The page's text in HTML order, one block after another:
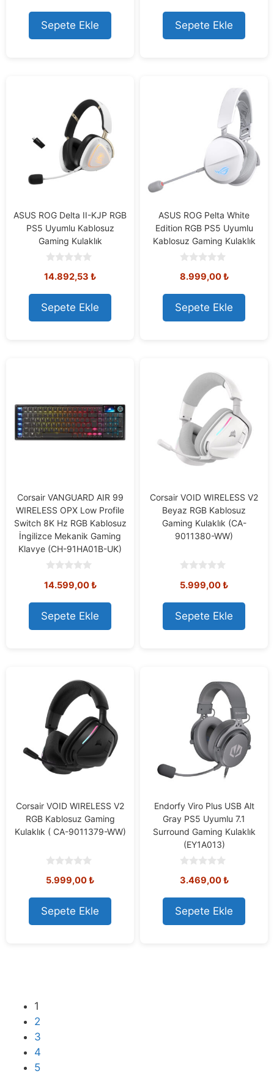
t
o
f
5
Sepete Ekle
t
o
f
5
Sepete Ekle
ASUS ROG Delta II-KJP RGB
PS5 Uyumlu Kablosuz
Gaming Kulaklık
o
t
o
f
5
14.892,53 ₺
Sepete Ekle
ASUS ROG Pelta White
Edition RGB PS5 Uyumlu
Kablosuz Gaming Kulaklık
o
t
o
f
5
8.999,00₺
Sepete Ekle
Corsair VANGUARD AIR 99
WIRELESS OPX Low Profile
Switch 8K Hz RGB Kablosuz
İngilizce Mekanik Gaming
Klavye (CH-91HA01B-UK)
o
t
o
f
5
14.599,00₺
Sepete Ekle
Corsair VOID WIRELESS V2
Beyaz RGB Kablosuz
Gaming Kulaklık (CA-
9011380-WW)
o
t
o
f
5
5.999,00₺
Sepete Ekle
Corsair VOID WIRELESS V2
RGB Kablosuz Gaming
Kulaklık ( CA-9011379-WW)
o
t
o
f
5
5.999,00₺
Sepete Ekle
Endorfy Viro Plus USB Alt
Gray PS5 Uyumlu 7.1
Surround Gaming Kulaklık
(EY1A013)
o
t
o
f
5
3.469,00₺
Sepete Ekle
1
2
3
4
5